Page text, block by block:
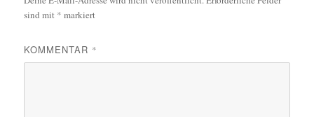
sind mit * markiert
KOMMENTAR *